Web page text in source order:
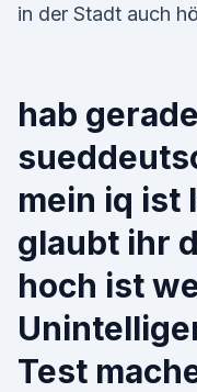
in der Stadt auch
hab
mein iq ist
glaubt ihr
hoch ist
Test